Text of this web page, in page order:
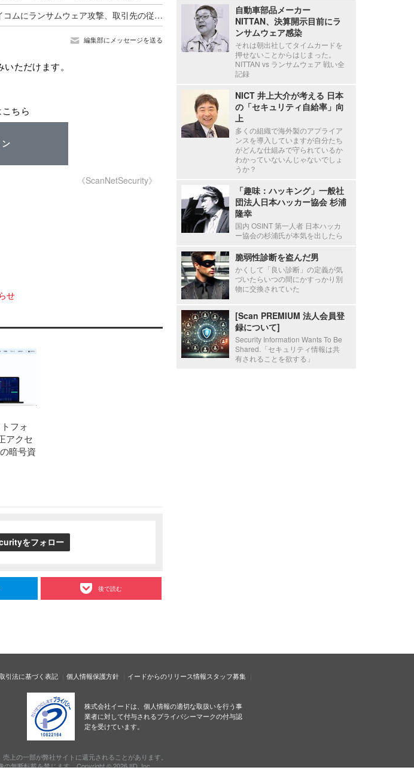
新エフエイコムにランサムウェア攻撃、取引先の従業員に関する個人情報が漏えいした可能性
編集部にメッセージを送る
ただけます。
ちら
ン
《ScanNetSecurity》
せ
フォ
アクセ
暗号資
をフォロー
後で読む
自動車部品メーカー
NITTAN、決算開示目前にラ
ンサムウェア感染
それは朝出社してタイムカードを
押せないことからはじまった。
NITTAN vs ランサムウェア 戦い全
記録
NICT 井上大介が考える 日本
の「セキュリティ自給率」向
上
多くの組織で海外製のアプライア
ンスを導入していますが自分たち
がどんな仕組みで守られているか
わかっていないんじゃないでしょ
うか？
「趣味：ハッキング」一般社
団法人日本ハッカー協会 杉浦
隆幸
国内 OSINT 第一人者 日本ハッカ
ー協会の杉浦氏が本気を出したら
脆弱性診断を盗んだ男
かくして「良い診断」の定義が気
づいたらいつの間にかすっかり別
物に交換されていた
[Scan PREMIUM 法人会員登
録について]
Security Information Wants To Be
Shared.「セキュリティ情報は共
有されることを欲する」
引法に基づく表記 個人情報保護方針 イードからのリリース情報スタッフ募集
株式会社イードは、個人情報の適切な取扱いを行う事
業者に対して付与されるプライバシーマークの付与認
定を受けています。
上の一部が弊社サイトに還元されることがあります。
無断転載を禁じます。Copyright © 2026 IID, Inc.